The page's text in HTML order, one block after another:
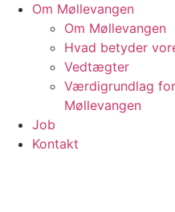
Om Møllevangen
Om Møllevangen
Hvad betyder
Vedtægter
Værdigrundlag
Møllevangen
Job
Kontakt